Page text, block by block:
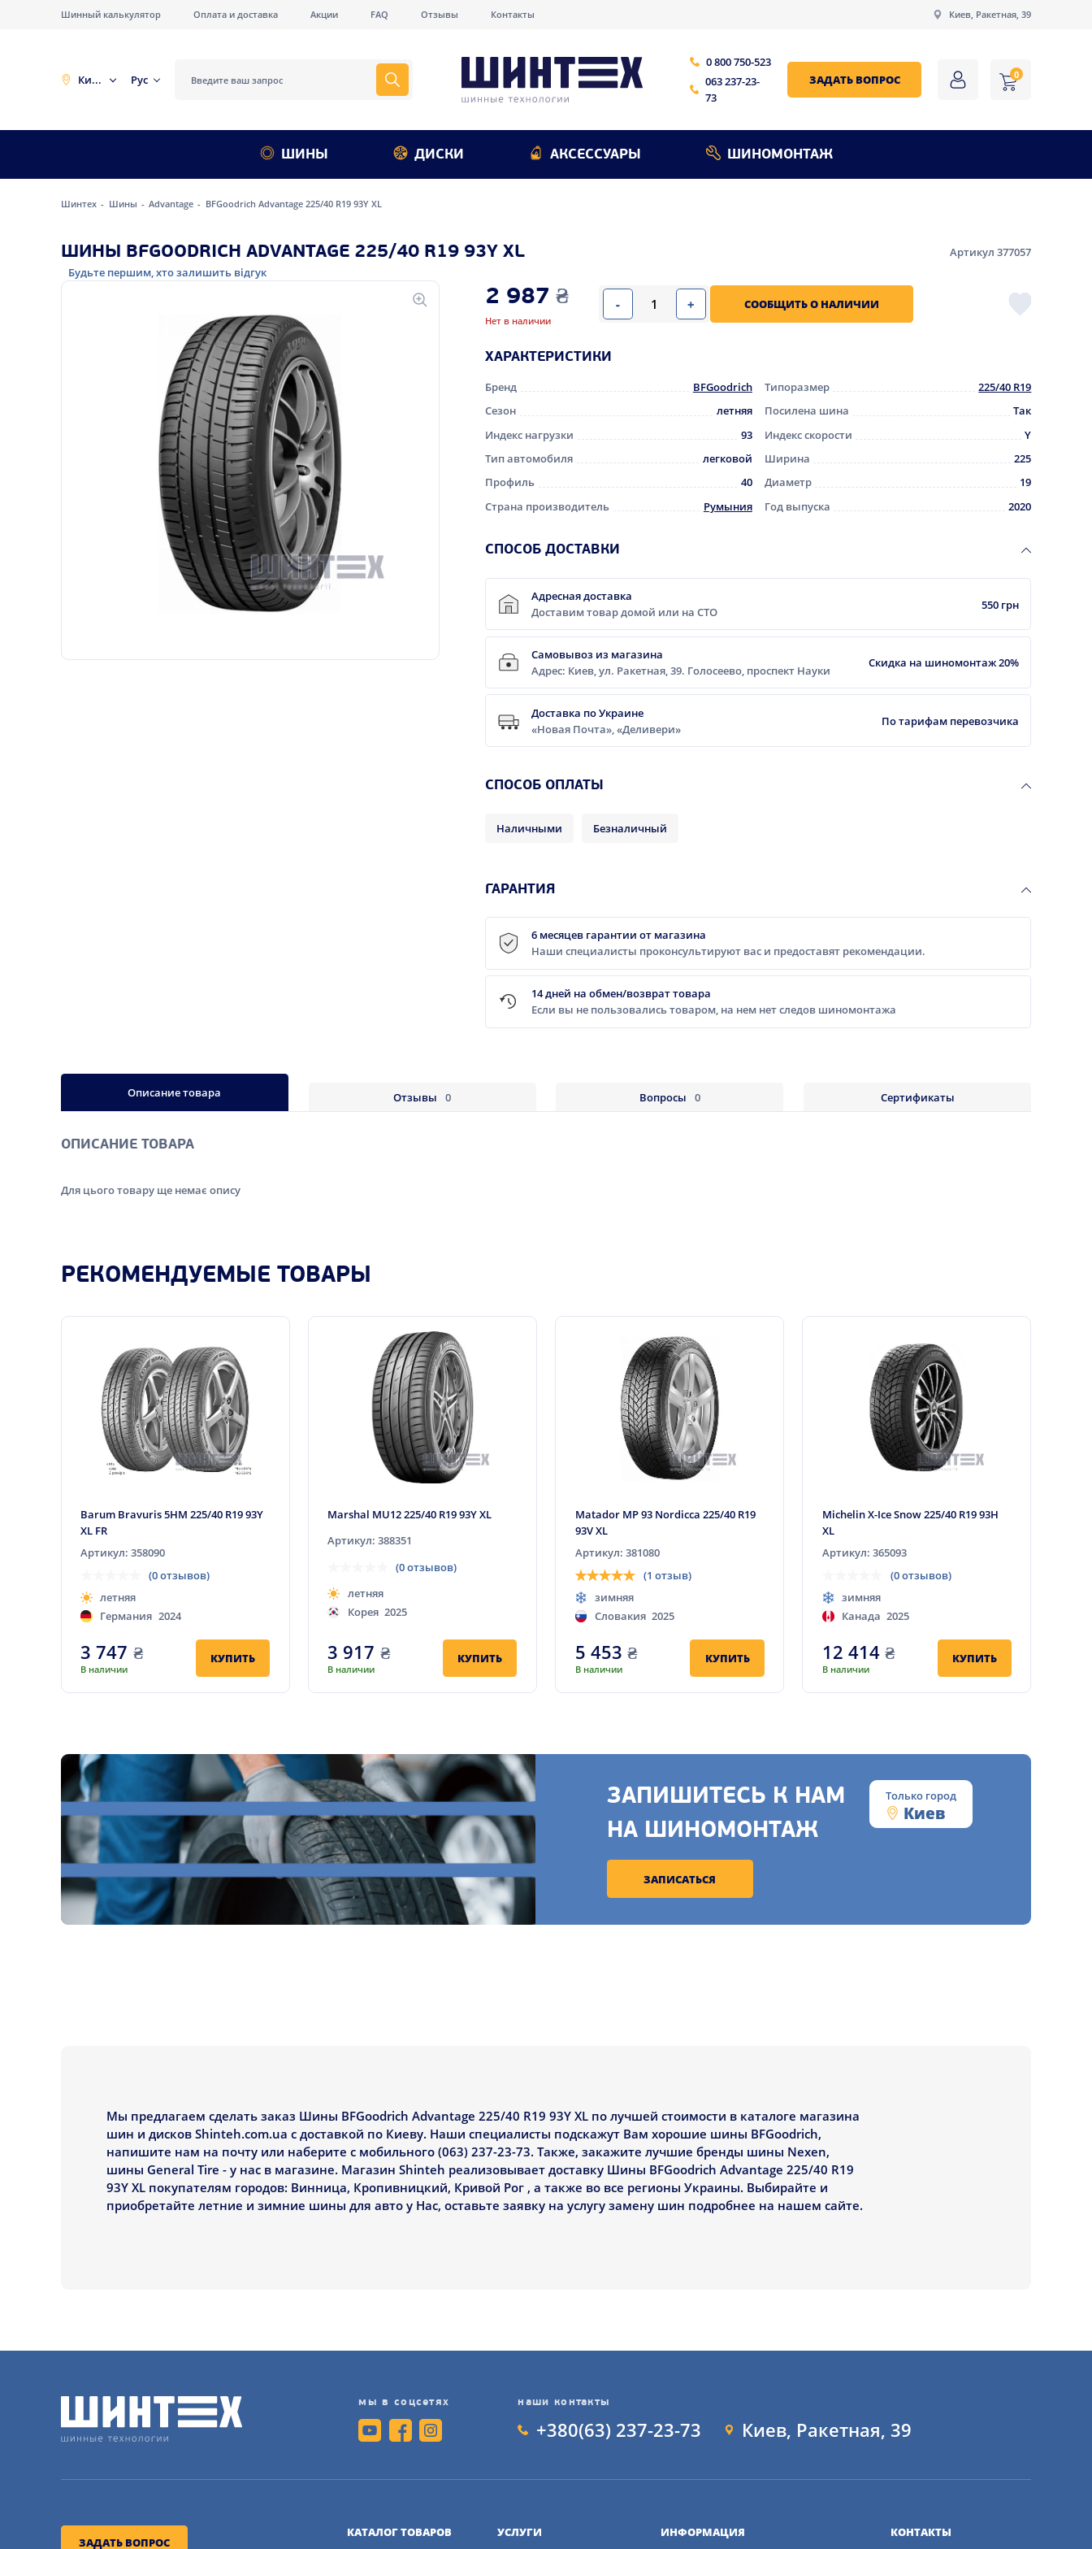
Шинный калькулятор Оплата и доставка Акции FAQ Отзывы Контакты Киев, Ракетная, 39
Киев Рус
0 800 750-523
063 237-23-
73
ЗАДАТЬ ВОПРОС 0
ШИНЫ ДИСКИ АКСЕССУАРЫ ШИНОМОНТАЖ
Шинтех Шины Advantage BFGoodrich Advantage 225/40 R19 93Y XL
ШИНЫ BFGOODRICH ADVANTAGE 225/40 R19 93Y XL
Артикул 377057
Будьте першим, хто залишить відгук
2 987 ₴
Нет в наличии
- + СООБЩИТЬ О НАЛИЧИИ
ХАРАКТЕРИСТИКИ
Бренд BFGoodrich Типоразмер
225/40 R19
Сезон
летняя Посилена шина
Так
Индекс нагрузки
93 Индекс скорости
Y
Тип автомобиля
легковой Ширина
225
Профиль
40 Диаметр
19
Страна производитель
Румыния Год выпуска 2020
CПОСОБ ДОСТАВКИ
Адресная доставка
Доставим товар домой или на СТО
550 грн
Самовывоз из магазина
Адрес: Киев, ул. Ракетная, 39. Голосеево, проспект Науки
Скидка на шиномонтаж 20%
Доставка по Украине
«Новая Почта», «Деливери»
По тарифам перевозчика
CПОСОБ ОПЛАТЫ
Наличными Безналичный
ГАРАНТИЯ
6 месяцев гарантии от магазина
Наши специалисты проконсультируют вас и предоставят рекомендации.
14 дней на обмен/возврат товара
Если вы не пользовались товаром, на нем нет следов шиномонтажа
Описание товара Отзывы 0 Вопросы 0 Сертификаты
ОПИСАНИЕ ТОВАРА
Для цього товару ще немає опису
РЕКОМЕНДУЕМЫЕ ТОВАРЫ
Barum Bravuris 5HM 225/40 R19 93Y
XL FR
Артикул: 358090
(0 отзывов)
летняя
Германия 2024
3 747 ₴
В наличии
КУПИТЬ
Marshal MU12 225/40 R19 93Y XL
Артикул: 388351
(0 отзывов)
летняя
Корея 2025
3 917 ₴
В наличии
КУПИТЬ
Matador MP 93 Nordicca 225/40 R19
93V XL
Артикул: 381080
(1 отзыв)
зимняя
Словакия 2025
5 453 ₴
В наличии
КУПИТЬ
Michelin X-Ice Snow 225/40 R19 93H
XL
Артикул: 365093
(0 отзывов)
зимняя
Канада 2025
12 414 ₴
В наличии
КУПИТЬ
ЗАПИШИТЕСЬ К НАМ
НА ШИНОМОНТАЖ
Только город
Киев
ЗАПИСАТЬСЯ
Мы предлагаем сделать заказ Шины BFGoodrich Advantage 225/40 R19 93Y XL по лучшей стоимости в каталоге магазина
шин и дисков Shinteh.com.ua с доставкой по Киеву. Наши специалисты подскажут Вам хорошие шины BFGoodrich,
напишите нам на почту или наберите с мобильного (063) 237-23-73. Также, закажите лучшие бренды шины Nexen,
шины General Tire - у нас в магазине. Магазин Shinteh реализовывает доставку Шины BFGoodrich Advantage 225/40 R19
93Y XL покупателям городов: Винница, Кропивницкий, Кривой Рог , а также во все регионы Украины. Выбирайте и
приобретайте летние и зимние шины для авто у Нас, оставьте заявку на услугу замену шин подробнее на нашем сайте.
мы в соцсетях наши контакты
+380(63) 237-23-73 Киев, Ракетная, 39
ЗАДАТЬ ВОПРОС
КАТАЛОГ ТОВАРОВ УСЛУГИ ИНФОРМАЦИЯ КОНТАКТЫ